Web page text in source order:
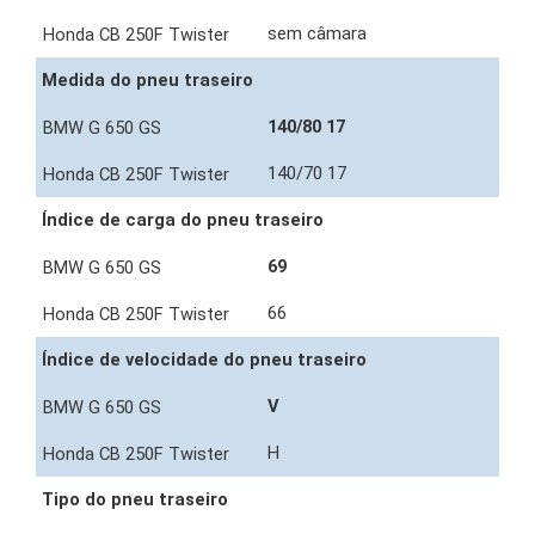
sem câmara
Medida do pneu traseiro
140/80 17
140/70 17
Índice de carga do pneu traseiro
69
66
Índice de velocidade do pneu traseiro
V
H
Tipo do pneu traseiro